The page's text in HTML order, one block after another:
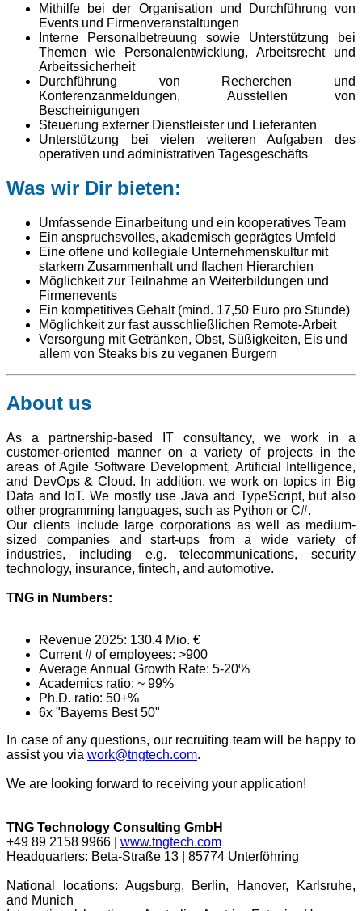
Mithilfe bei der Organisation und Durchführung von
Events und Firmenveranstaltungen
Interne Personalbetreuung sowie Unterstützung bei
Themen wie Personalentwicklung, Arbeitsrecht und
Arbeitssicherheit
Durchführung von Recherchen und
Konferenzanmeldungen, Ausstellen von
Bescheinigungen
Steuerung externer Dienstleister und Lieferanten
Unterstützung bei vielen weiteren Aufgaben des
operativen und administrativen Tagesgeschäfts
Was wir Dir bieten:
Umfassende Einarbeitung und ein kooperatives Team
Ein anspruchsvolles, akademisch geprägtes Umfeld
Eine offene und kollegiale Unternehmenskultur mit
starkem Zusammenhalt und flachen Hierarchien
Möglichkeit zur Teilnahme an Weiterbildungen und
Firmenevents
Ein kompetitives Gehalt (mind. 17,50 Euro pro Stunde)
Möglichkeit zur fast ausschließlichen Remote-Arbeit
Versorgung mit Getränken, Obst, Süßigkeiten, Eis und
allem von Steaks bis zu veganen Burgern
About us
As a partnership-based IT consultancy, we work in a
customer-oriented manner on a variety of projects in the
areas of Agile Software Development, Artificial Intelligence,
and DevOps & Cloud. In addition, we work on topics in Big
Data and IoT. We mostly use Java and TypeScript, but also
other programming languages, such as Python or C#.
Our clients include large corporations as well as medium-
sized companies and start-ups from a wide variety of
industries, including e.g. telecommunications, security
technology, insurance, fintech, and automotive.
TNG in Numbers:
Revenue 2025: 130.4 Mio. €
Current # of employees: >900
Average Annual Growth Rate: 5-20%
Academics ratio: ~ 99%
Ph.D. ratio: 50+%
6x "Bayerns Best 50"
In case of any questions, our recruiting team will be happy to
assist you via work@tngtech.com.
We are looking forward to receiving your application!
TNG Technology Consulting GmbH
+49 89 2158 9966 | www.tngtech.com
Headquarters: Beta-Straße 13 | 85774 Unterföhring
National locations: Augsburg, Berlin, Hanover, Karlsruhe,
and Munich